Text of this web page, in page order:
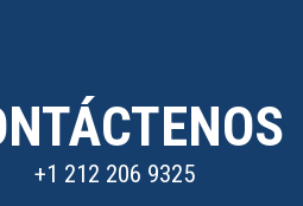
+1 212 206 9325